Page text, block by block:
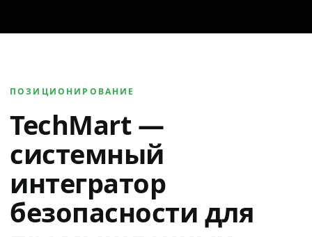
ПОЗИЦИОНИРОВАНИЕ
TechMart —
системный
интегратор
безопасности для